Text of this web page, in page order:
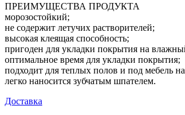
ПРЕИМУЩЕСТВА ПРОДУКТА
морозостойкий;
не содержит летучих растворителей;
высокая клеящая способность;
пригоден для укладки покрытия на
оптимальное время для укладки покрытия;
подходит для теплых полов и под мебель
легко наносится зубчатым шпателем.
Доставка